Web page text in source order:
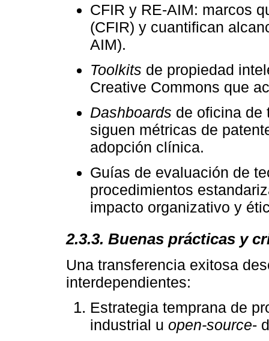
CFIR y RE-AIM: marcos
(CFIR) y cuantifican
AIM).
Toolkits de propiedad
Creative Commons que
Dashboards de oficina de
siguen métricas de
adopción clínica.
Guías de evaluación de
procedimientos
impacto organizativo y
2.3.3. Buenas prácticas y
Una transferencia exitosa
interdependientes:
Estrategia temprana de
industrial u open‑source-